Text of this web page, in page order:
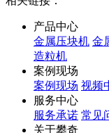
产品中心
金属压块机 金
造粒机
案例现场
案例现场 视频
服务中心
服务承诺 常见
关于攀奇